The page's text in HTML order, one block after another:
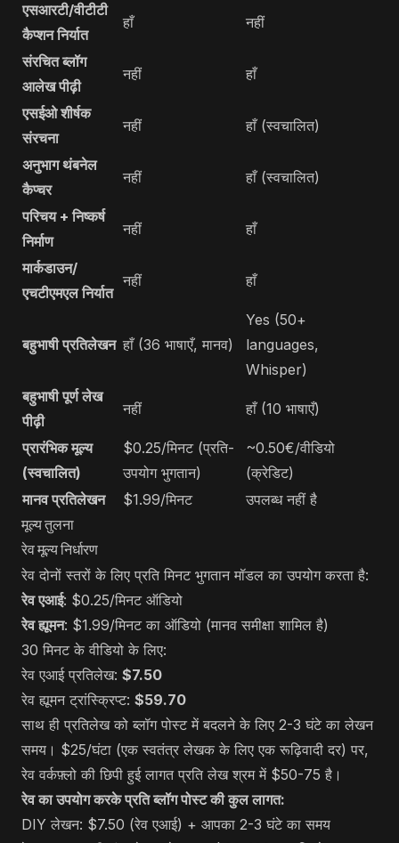
एसआरटी/वीटीटी
कैप्शन निर्यात
हाँ नहीं
संरचित ब्लॉग
आलेख पीढ़ी
नहीं हाँ
एसईओ शीर्षक
संरचना
नहीं हाँ (स्वचालित)
अनुभाग थंबनेल
कैप्चर
नहीं हाँ (स्वचालित)
परिचय + निष्कर्ष
निर्माण
नहीं हाँ
मार्कडाउन/
एचटीएमएल निर्यात
नहीं हाँ
बहुभाषी प्रतिलेखन हाँ (36 भाषाएँ, मानव)
Yes (50+
languages,
Whisper)
बहुभाषी पूर्ण लेख
पीढ़ी
नहीं हाँ (10 भाषाएँ)
प्रारंभिक मूल्य
(स्वचालित)
$0.25/मिनट (प्रति-
उपयोग भुगतान)
~0.50€/वीडियो
(क्रेडिट)
मानव प्रतिलेखन
$1.99/मिनट उपलब्ध नहीं है
मूल्य तुलना
रेव मूल्य निर्धारण
रेव दोनों स्तरों के लिए प्रति मिनट भुगतान मॉडल का उपयोग करता है:
रेव एआई: $0.25/मिनट ऑडियो
रेव ह्यूमन: $1.99/मिनट का ऑडियो (मानव समीक्षा शामिल है)
30 मिनट के वीडियो के लिए:
रेव एआई प्रतिलेख: $7.50
रेव ह्यूमन ट्रांस्क्रिप्ट: $59.70
साथ ही प्रतिलेख को ब्लॉग पोस्ट में बदलने के लिए 2-3 घंटे का लेखन
समय। $25/घंटा (एक स्वतंत्र लेखक के लिए एक रूढ़िवादी दर) पर,
रेव वर्कफ़्लो की छिपी हुई लागत प्रति लेख श्रम में $50-75 है।
रेव का उपयोग करके प्रति ब्लॉग पोस्ट की कुल लागत:
DIY लेखन: $7.50 (रेव एआई) + आपका 2-3 घंटे का समय